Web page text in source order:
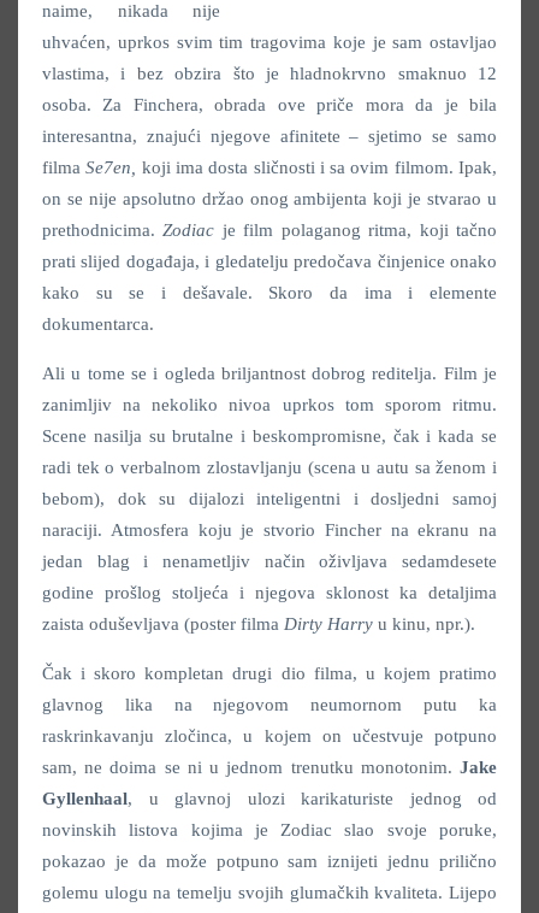
naime, nikada nije
uhvaćen, uprkos svim tim tragovima koje je sam ostavljao
vlastima, i bez obzira što je hladnokrvno smaknuo 12
osoba. Za Finchera, obrada ove priče mora da je bila
interesantna, znajući njegove afinitete – sjetimo se samo
filmaSe7en,
koji ima dosta sličnosti i sa ovim filmom. Ipak,
on se nije apsolutno držao onog ambijenta koji je stvarao u
prethodnicima.Zodiac je film polaganog ritma, koji tačno
prati slijed događaja, i gledatelju predočava činjenice onako
kako su se i dešavale. Skoro da ima i elemente
dokumentarca.
Ali u tome se i ogleda briljantnost dobrog reditelja. Film je
zanimljiv na nekoliko nivoa uprkos tom sporom ritmu.
Scene nasilja su brutalne i beskompromisne, čak i kada se
radi tek o verbalnom zlostavljanju (scena u autu sa ženom i
bebom), dok su dijalozi inteligentni i dosljedni samoj
naraciji. Atmosfera koju je stvorio Fincher na ekranu na
jedan blag i nenametljiv način oživljava sedamdesete
godine prošlog stoljeća i njegova sklonost ka detaljima
zaista oduševljava (poster filma Dirty Harry u kinu, npr.).
Čak i skoro kompletan drugi dio filma, u kojem pratimo
glavnog lika na njegovom neumornom putu ka
raskrinkavanju zločinca, u kojem on učestvuje potpuno
sam, ne doima se ni u jednom trenutku monotonim. Jake
Gyllenhaal, u glavnoj ulozi karikaturiste jednog od
novinskih listova kojima je Zodiac slao svoje poruke,
pokazao je da može potpuno sam iznijeti jednu prilično
golemu ulogu na temelju svojih glumačkih kvaliteta. Lijepo